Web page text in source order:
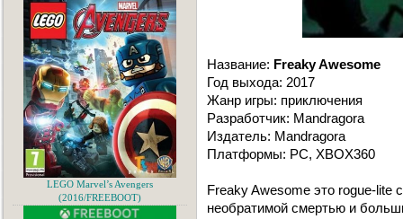
Название: Freaky Awesome
Год выхода: 2017
Жанр игры: приключения
Разработчик: Mandragora
Издатель: Mandragora
Платформы: PC, XBOX360
Freaky Awesome это rogue-lite
необратимой смертью и
LEGO Marvel’s Avengers
(2016/FREEBOOT)